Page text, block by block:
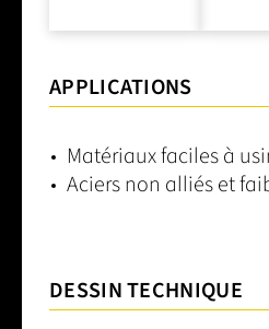
APPLICATIONS
Matériaux faciles à
Aciers non alliés et
DESSIN TECHNIQUE